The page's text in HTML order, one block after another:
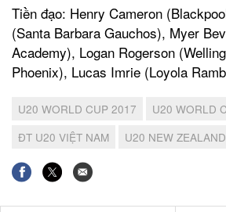
Tiền đạo: Henry Cameron
(Santa Barbara Gauchos), Myer
Academy), Logan Rogerson
Phoenix), Lucas Imrie (Loyola
U20 WORLD CUP 2017
U20 WORLD
ĐT U20 VIỆT NAM
U20 NEW ZEALAND